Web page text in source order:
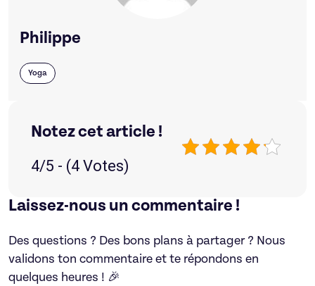
Philippe
Yoga
Notez cet article !
4/5 - (4 Votes)
Laissez-nous un commentaire !
Des questions ? Des bons plans à partager ? Nous
validons ton commentaire et te répondons en
quelques heures ! 🎉